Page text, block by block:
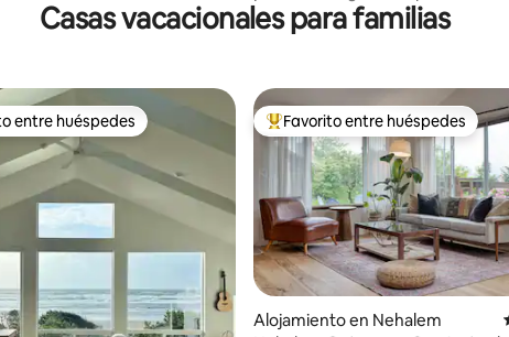
Casas vacacionales para familias
huéspedes preferido
entre huéspedes Favorito entre huéspedes
Favorito entre huéspedes
Alojamiento en Nehalem